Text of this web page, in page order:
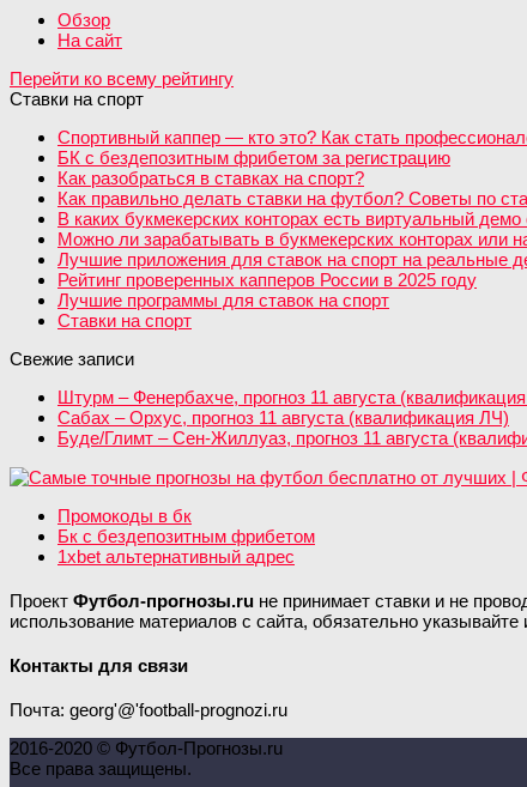
Обзор
На сайт
Перейти ко всему рейтингу
Ставки на спорт
Спортивный каппер — кто это? Как стать
БК с бездепозитным фрибетом за регистрацию
Как разобраться в ставках на спорт?
Как правильно делать ставки на футбол? Советы по
В каких букмекерских конторах есть виртуальный демо
Можно ли зарабатывать в букмекерских конторах или
Лучшие приложения для ставок на спорт на реальные
Рейтинг проверенных капперов России в 2025 году
Лучшие программы для ставок на спорт
Ставки на спорт
Свежие записи
Штурм – Фенербахче, прогноз 11 августа
Сабах – Орхус, прогноз 11 августа (квалификация ЛЧ)
Буде/Глимт – Сен-Жиллуаз, прогноз 11 августа
Промокоды в бк
Бк с бездепозитным фрибетом
1xbet альтернативный адрес
Проект Футбол-прогнозы.ru не принимает ставки и не
использование материалов с сайта, обязательно
Контакты для связи
Почта: georg'@'football-prognozi.ru
2016-2020 © Футбол-Прогнозы.ru
Все права защищены.